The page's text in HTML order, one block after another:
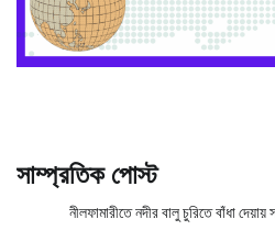
সাম্প্রতিক পোস্ট
নীলফামারীতে নদীর বালু চুরিতে বাঁধা